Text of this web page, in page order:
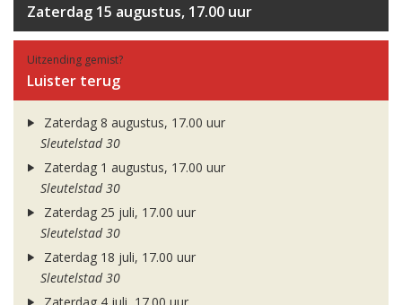
Zaterdag 15 augustus, 17.00 uur
Uitzending gemist?
Luister terug
Zaterdag 8 augustus, 17.00 uur
Sleutelstad 30
Zaterdag 1 augustus, 17.00 uur
Sleutelstad 30
Zaterdag 25 juli, 17.00 uur
Sleutelstad 30
Zaterdag 18 juli, 17.00 uur
Sleutelstad 30